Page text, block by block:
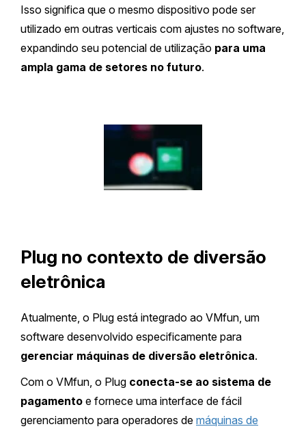
Isso significa que o mesmo dispositivo pode ser
utilizado em outras verticais com ajustes no software,
expandindo seu potencial de utilização para uma
ampla gama de setores no futuro.
Plug no contexto de diversão
eletrônica
Atualmente, o Plug está integrado ao VMfun, um
software desenvolvido especificamente para
gerenciar máquinas de diversão eletrônica.
Com o VMfun, o Plug conecta-se ao sistema de
pagamento e fornece uma interface de fácil
gerenciamento para operadores de máquinas de